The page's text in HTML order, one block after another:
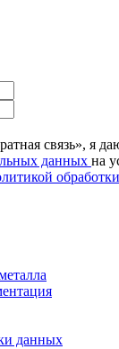
связь», я
данных на
данных